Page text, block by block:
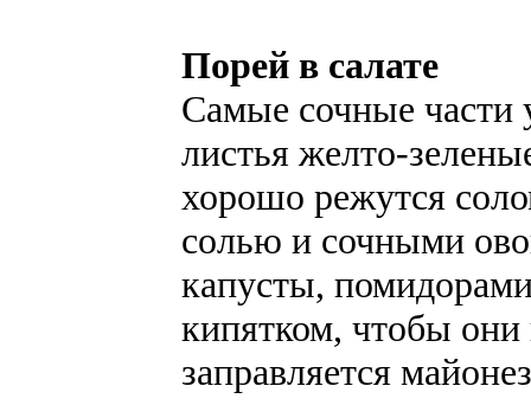
Порей в салате
Самые сочные части
листья желто-
хорошо режутся
солью и сочными
капусты,
кипятком, чтобы
заправляется